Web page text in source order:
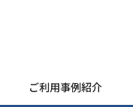
ご利用事例紹介